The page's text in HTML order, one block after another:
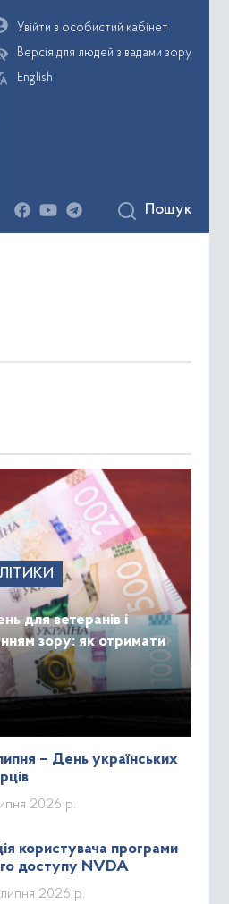
Увійти в особистий кабінет
Версія для людей з вадами зору
English
Пошук
для ветеранів і
зору: як отримати
– День українських
2026 р.
користувача програми
доступу NVDA
2026 р.